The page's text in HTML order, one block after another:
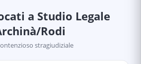
a Studio Legale
Rodi
stragiudiziale